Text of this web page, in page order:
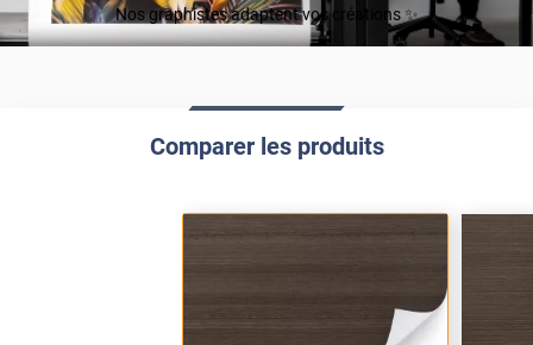
Nos graphistes adaptent vos créations ✨
Comparer les produits